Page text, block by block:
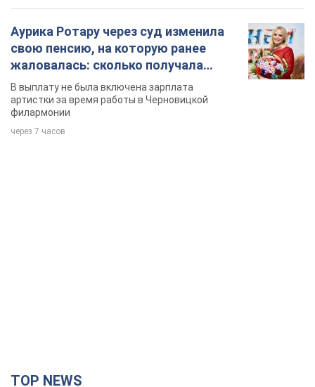
Аурика Ротару через суд изменила
свою пенсию, на которую ранее
жаловалась: сколько получала
певица
В выплату не была включена зарплата
артистки за время работы в Черновицкой
филармонии
через 7 часов
TOP NEWS